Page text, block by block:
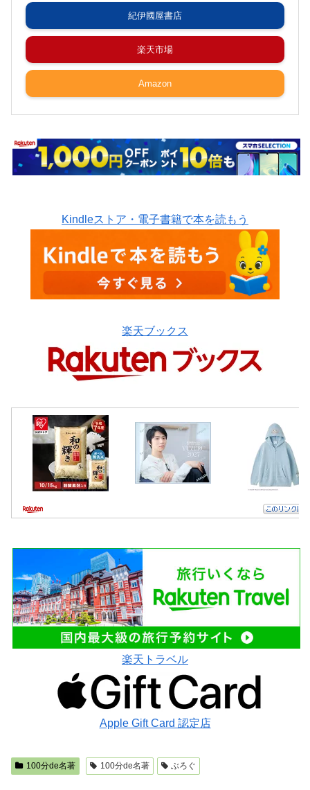
紀伊國屋書店
楽天市場
Amazon
Kindleストア・電子書籍で本を読もう
楽天ブックス
楽天トラベル
Apple Gift Card 認定店
100分de名著 100分de名著 ぶろぐ